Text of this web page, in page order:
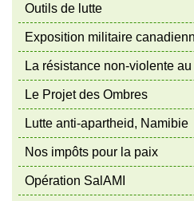
Outils de lutte
Exposition militaire
La résistance non-violente
Le Projet des Ombres
Lutte anti-apartheid, Namibie
Nos impôts pour la paix
Opération SalAMI